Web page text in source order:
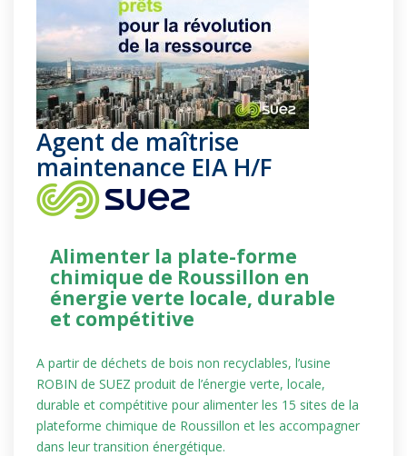
Agent de maîtrise
maintenance EIA H/F
Alimenter la plate-forme
chimique de Roussillon en
énergie verte locale, durable
et compétitive
A partir de déchets de bois non recyclables, l’usine
ROBIN de SUEZ produit de l’énergie verte, locale,
durable et compétitive pour alimenter les 15 sites de la
plateforme chimique de Roussillon et les accompagner
dans leur transition énergétique.